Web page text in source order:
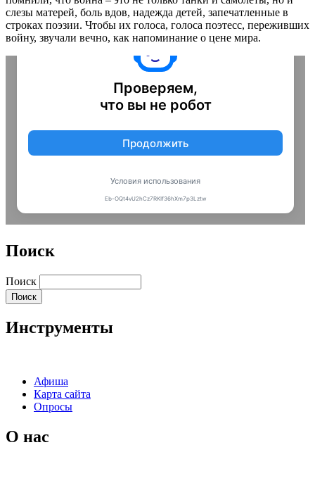
слезы матерей, боль вдов, надежда детей, запечатленные в
строках поэзии. Чтобы их голоса, голоса поэтесс, переживших
войну, звучали вечно, как напоминание о цене мира.
Поиск
Поиск
Инструменты
Афиша
Карта сайта
Опросы
О нас